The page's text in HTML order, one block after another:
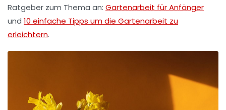
Ratgeber zum Thema an: Gartenarbeit für Anfänger
und 10 einfache Tipps um die Gartenarbeit zu
erleichtern.